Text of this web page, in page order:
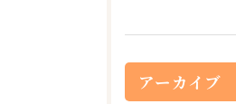
アーカイブ